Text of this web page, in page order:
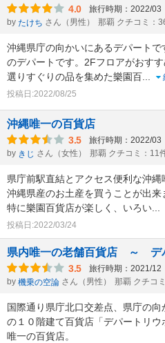
4.0 旅行時期：2022/03
by たけち さん（男性） 那覇 クチコミ：
沖縄県庁の向かいにあるデパートで
のデパートです。2Fフロアがおす
選りすぐりの品を集めた樂園百
投稿日:2022/08/25
沖縄唯一の百貨店
3.5 旅行時期：2022/03
by きじ さん（女性） 那覇 クチコミ：11
県庁前駅直結とアクセス便利な沖縄
沖縄県産のお土産を買うことが出来
特に樂園百貨店が楽しく、いろい
投稿日:2022/03/24
県内唯一の老舗百貨店 ～ デ
3.5 旅行時期：2021/12
by 機乗の空論 さん（男性） 那覇 クチコ
国際通り県庁北口交差点、県庁の向
の１０階建て百貨店「デパートリウ
唯一の百貨店。